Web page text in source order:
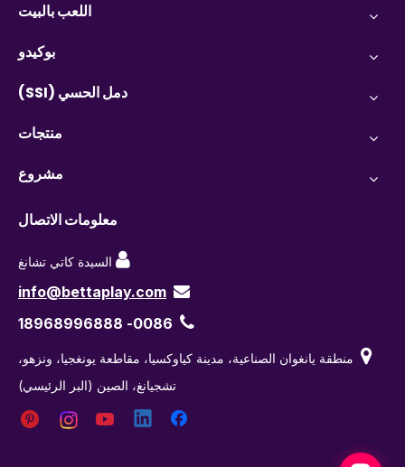
اللعب بالبيت
بوكيدو
دمل الحسي (SSI)
منتجات
مشروع
معلومات الاتصال
 السيدة كاتي تشانغ

info@bettaplay.com

0086- 18968996888
 منطقة يانغوان الصناعية، مدينة كياوكسيا، مقاطعة يونغجيا، ونزهو،
تشجيانغ، الصين (البر الرئيسي)